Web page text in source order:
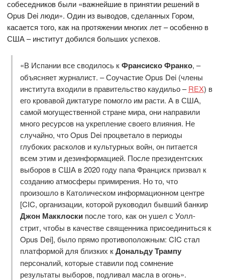
собеседников были «важнейшие в принятии решений в
Opus Dei люди». Один из выводов, сделанных Гором,
касается того, как на протяжении многих лет – особенно в
США – институт добился больших успехов.
«В Испании все сводилось кФрансиско Франко, –
объясняет журналист. – Соучастие Opus Dei (члены
института входили в правительство каудильо –REX) в
его кровавой диктатуре помогло им расти. А в США,
самой могущественной стране мира, они направили
много ресурсов на укрепление своего влияния. Не
случайно, что Opus Dei процветало в периоды
глубоких расколов и культурных войн, он питается
всем этим и дезинформацией. После президентских
выборов в США в 2020 году папа Франциск призвал к
созданию атмосферы примирения. Но то, что
произошло в Католическом информационном центре
[CIC, организации, которой руководил бывший банкир
Джон Макклоскипосле того, как он ушел с Уолл-
стрит, чтобы в качестве священника присоединиться к
Opus Dei], было прямо противоположным: CIC стал
платформой для близких кДональду Трампу
персоналий, которые ставили под сомнение
результаты выборов, подливал масла в огонь».